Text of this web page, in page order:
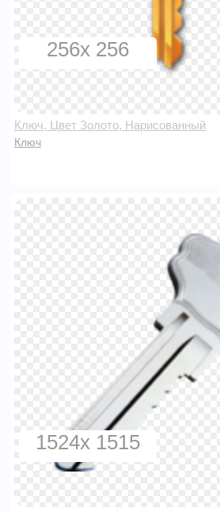
256x 256
Ключ, Цвет Золото, Нарисованный
Ключ
1524x 1515